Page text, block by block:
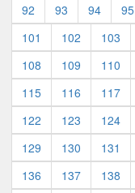
92
93 94 95
101
102 103
108
109 110
115
116 117
122
123 124
129
130 131
136
137 138